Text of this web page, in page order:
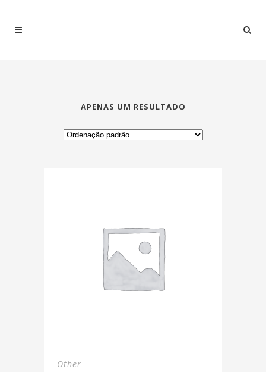
APENAS UM RESULTADO
Other